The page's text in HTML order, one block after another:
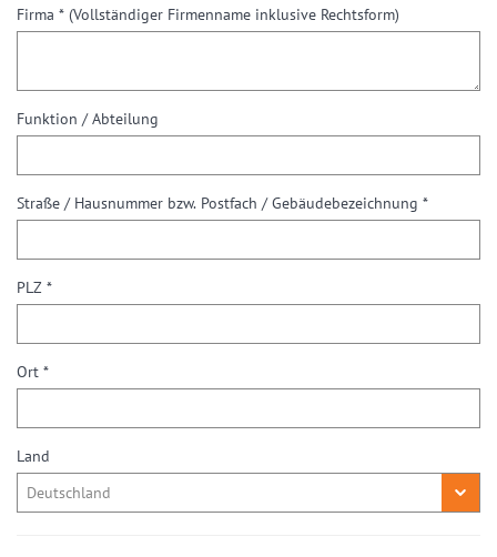
Firma * (Vollständiger Firmenname inklusive Rechtsform)
Funktion / Abteilung
Straße / Hausnummer bzw. Postfach / Gebäudebezeichnung *
PLZ *
Ort *
Land